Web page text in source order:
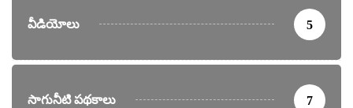
వీడియోలు 5
సాగునీటి పథకాలు 7